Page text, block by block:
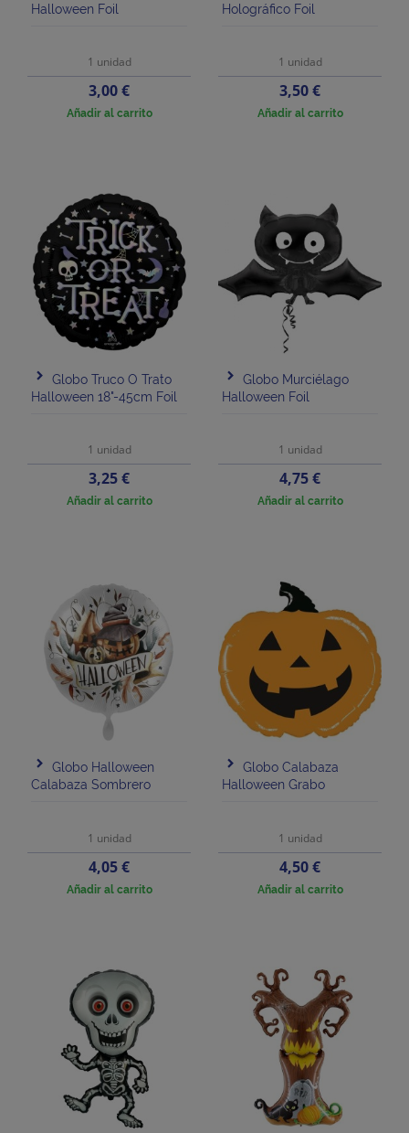
Halloween Foil
1 unidad
Precio
3,00 €
Añadir al carrito
Holográfico Foil
1 unidad
Precio
3,50 €
Añadir al carrito
Globo Truco O Trato
Halloween 18"-45cm Foil
1 unidad
Precio
3,25 €
Añadir al carrito
Globo Murciélago
Halloween Foil
1 unidad
Precio
4,75 €
Añadir al carrito
Globo Halloween
Calabaza Sombrero
1 unidad
Precio
4,05 €
Añadir al carrito
Globo Calabaza
Halloween Grabo
1 unidad
Precio
4,50 €
Añadir al carrito